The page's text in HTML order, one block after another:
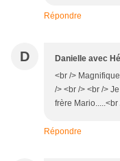
Répondre
D Danielle avec
<br />
/> <br /> <br />
frère Mario.....<br
Répondre